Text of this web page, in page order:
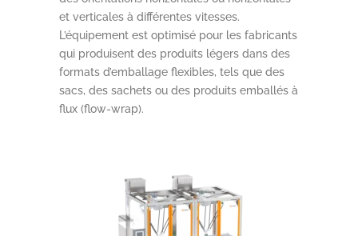
et verticales à différentes vitesses.
L’équipement est optimisé pour les fabricants
qui produisent des produits légers dans des
formats d’emballage flexibles, tels que des
sacs, des sachets ou des produits emballés à
flux (flow-wrap).